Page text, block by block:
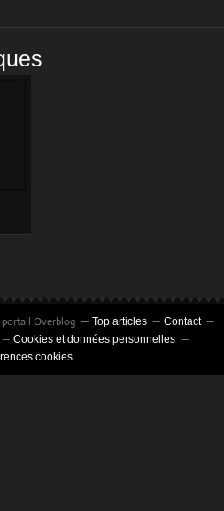
portail Overblog Top articles
Contact
Cookies et données personnelles
cookies